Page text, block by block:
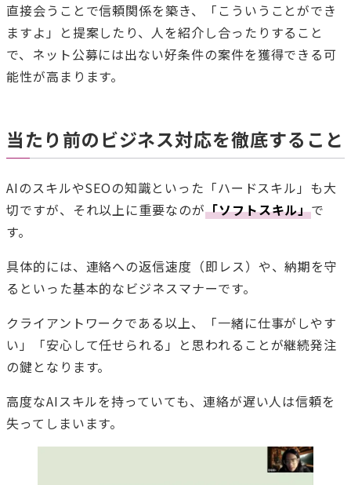
直接会うことで信頼関係を築き、「こういうことができ
ますよ」と提案したり、人を紹介し合ったりすること
で、ネット公募には出ない好条件の案件を獲得できる可
能性が高まります。
当たり前のビジネス対応を徹底すること
AIのスキルやSEOの知識といった「ハードスキル」も大
切ですが、それ以上に重要なのが「ソフトスキル」で
す。
具体的には、連絡への返信速度（即レス）や、納期を守
るといった基本的なビジネスマナーです。
クライアントワークである以上、「一緒に仕事がしやす
い」「安心して任せられる」と思われることが継続発注
の鍵となります。
高度なAIスキルを持っていても、連絡が遅い人は信頼を
失ってしまいます。